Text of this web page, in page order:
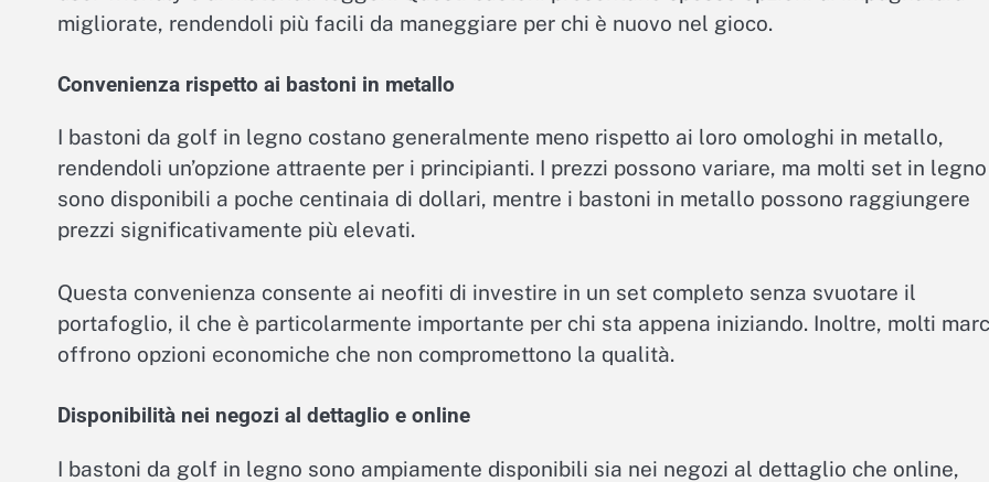
migliorate, rendendoli più facili da maneggiare per chi è nuovo nel gioco.
Convenienza rispetto ai bastoni in metallo
I bastoni da golf in legno costano generalmente meno rispetto ai loro omologhi in metallo,
rendendoli un’opzione attraente per i principianti. I prezzi possono variare, ma molti set in legno
sono disponibili a poche centinaia di dollari, mentre i bastoni in metallo possono raggiungere
prezzi significativamente più elevati.
Questa convenienza consente ai neofiti di investire in un set completo senza svuotare il
portafoglio, il che è particolarmente importante per chi sta appena iniziando. Inoltre, molti
offrono opzioni economiche che non compromettono la qualità.
Disponibilità nei negozi al dettaglio e online
I bastoni da golf in legno sono ampiamente disponibili sia nei negozi al dettaglio che online,